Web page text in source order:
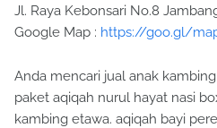
Jl. Raya Kebonsari No.8
Google Map : https://goo.gl/
Anda mencari jual anak
paket aqiqah nurul hayat nasi
kambing etawa. aqiqah bayi